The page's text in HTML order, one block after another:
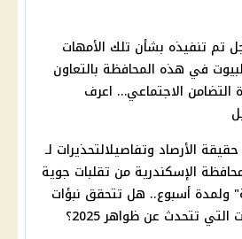
تم تنفيذه بشأن تلك الأمهات
في هذه المحافظة بالتعاون
التضامن الاجتماعي… اعرف
الأرصاد وتفاصيلالتحذيرات لـ
الإسكندرية من تقلبات جوية
ولمدة أسبوع.. هل تتحقق نبؤات
التي تتحدث عن ظواهر 2025؟